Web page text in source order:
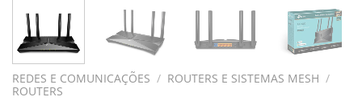
REDES E COMUNICAÇÕES / ROUTERS E SISTEMAS MESH /
ROUTERS